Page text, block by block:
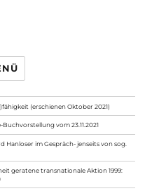
(erschienen Oktober 2021)
vom 23.11.2021
Hanloser im Gespräch- jenseits von sog.
geratene transnationale Aktion 1999: